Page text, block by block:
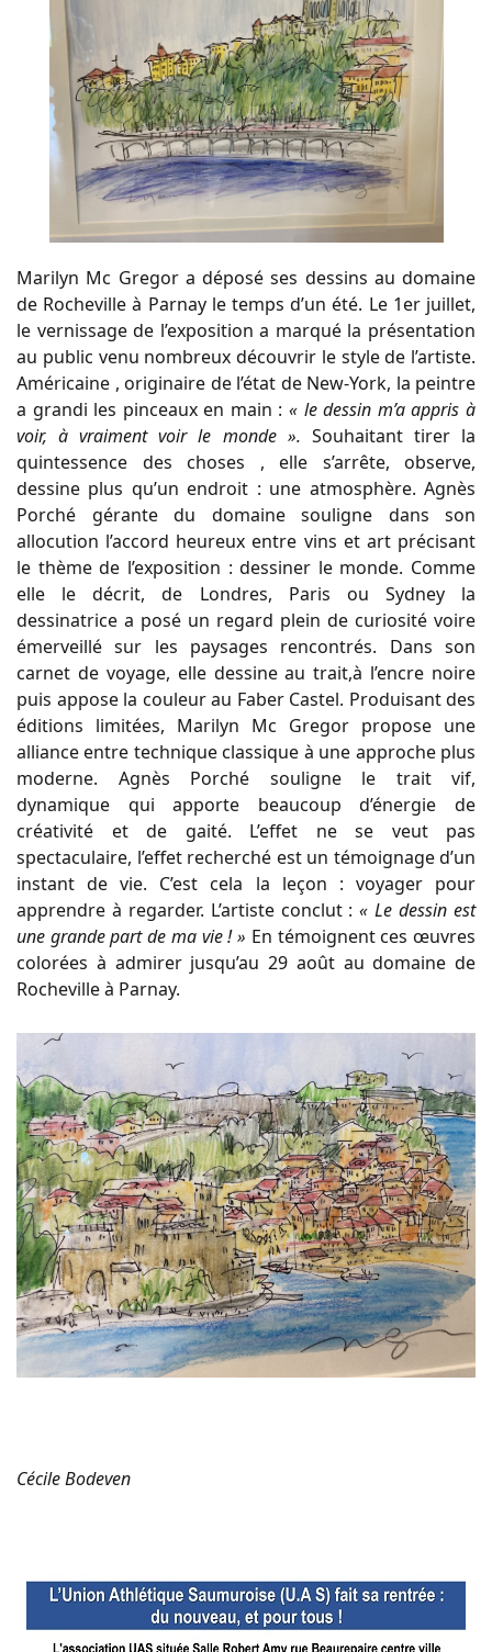
Marilyn Mc Gregor a déposé ses dessins au domaine
de Rocheville à Parnay le temps d’un été. Le 1er juillet,
le vernissage de l’exposition a marqué la présentation
au public venu nombreux découvrir le style de l’artiste.
Américaine , originaire de l’état de New-York, la peintre
a grandi les pinceaux en main :« le dessin m’a appris à
voir, à vraiment voir le monde ». Souhaitant tirer la
quintessence des choses , elle s’arrête, observe,
dessine plus qu’un endroit : une atmosphère. Agnès
Porché gérante du domaine souligne dans son
allocution l’accord heureux entre vins et art précisant
le thème de l’exposition : dessiner le monde. Comme
elle le décrit, de Londres, Paris ou Sydney la
dessinatrice a posé un regard plein de curiosité voire
émerveillé sur les paysages rencontrés. Dans son
carnet de voyage, elle dessine au trait,à l’encre noire
puis appose la couleur au Faber Castel. Produisant des
éditions limitées, Marilyn Mc Gregor propose une
alliance entre technique classique à une approche plus
moderne. Agnès Porché souligne le trait vif,
dynamique qui apporte beaucoup d’énergie de
créativité et de gaité. L’effet ne se veut pas
spectaculaire, l’effet recherché est un témoignage d’un
instant de vie. C’est cela la leçon : voyager pour
apprendre à regarder. L’artiste conclut :« Le dessin est
une grande part de ma vie ! » En témoignent ces œuvres
colorées à admirer jusqu’au 29 août au domaine de
Rocheville à Parnay.
Cécile Bodeven